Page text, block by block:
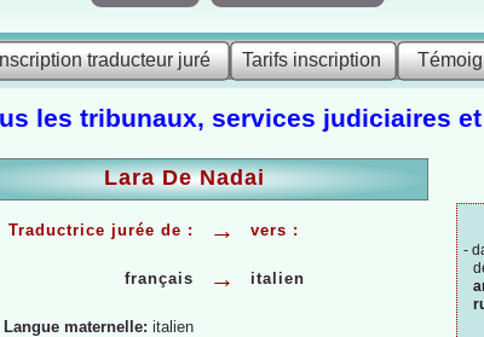
Belgique> Lara De Nadai - français,
-
traducteur juré Tarifs inscription
les tribunaux, services judiciaires
Traductrice jurée de : → vers :
français → italien
Langue maternelle: italien
Lara De Nadai